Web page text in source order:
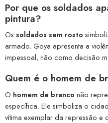
Por que os soldados
pintura?
Os soldados sem rosto
armado. Goya apresenta a
impessoal, não como decisão
Quem é o homem de
O homem de branco não
específica. Ele simboliza o
vítima exemplar da repressão e